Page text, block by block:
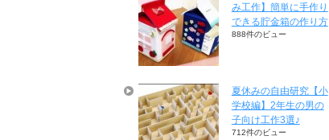
み工作】簡単に手作り
できる貯金箱の作り方
888件のビュー
夏休みの自由研究【小
学校編】2年生の男の
子向け工作3選♪
712件のビュー